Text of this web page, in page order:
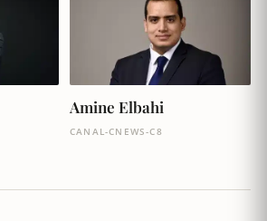
Amine Elbahi
CANAL-CNEWS-C8